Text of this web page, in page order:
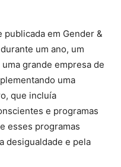
publicada em Gender &
um ano, um
grande empresa de
uma
que incluía
e programas
esses programas
desigualdade e pela